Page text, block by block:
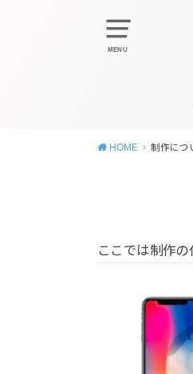
MENU
HOME 制作につ
ここでは制作